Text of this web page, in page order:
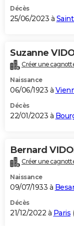
Décès
25/06/2023 à
Suzanne
Créer une
Naissance
06/06/1923 à
Décès
22/01/2023 à
Bernard
Créer une
Naissance
09/07/1933 à
Décès
21/12/2022 à Paris (